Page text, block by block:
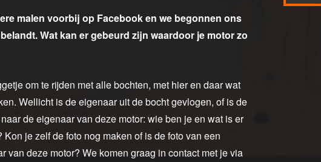
malen voorbij op Facebook en we begonnen ons
Wat kan er gebeurd zijn waardoor je motor zo
om te rijden met alle bochten, met hier en daar wat
Wellicht is de eigenaar uit de bocht gevlogen, of is de
de eigenaar van deze motor: wie ben je en wat is er
je zelf de foto nog maken of is de foto van een
deze motor? We komen graag in contact met je via